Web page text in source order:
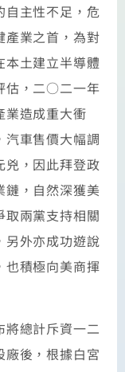
自主性不足，危
產業之首，為對
本土建立半導體
估，二○二一年
業造成重大衝
汽車售價大幅調
，因此拜登政
鏈，自然深獲美
取兩黨支持相關
另外亦成功遊說
也積極向美商揮
總計斥資一二
後，根據白宮